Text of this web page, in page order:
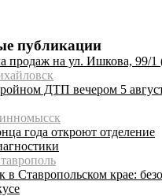
публикации
продаж на ул. Ишкова, 99/1
ДТП вечером 5
года откроют отделение
Ставропольском крае: